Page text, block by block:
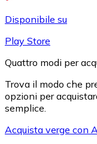
Disponibile su
Play Store
Quattro modi per
Trova il modo che
opzioni per
semplice.
Acquista verge con